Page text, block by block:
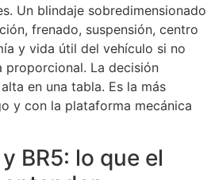
Un blindaje sobredimensionado
frenado, suspensión, centro
y vida útil del vehículo si no
proporcional. La decisión
en una tabla. Es la más
y con la plataforma mecánica
BR5: lo que el